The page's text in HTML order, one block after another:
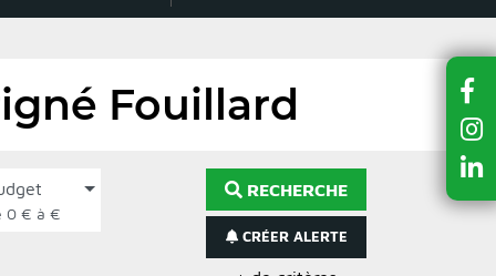
Fouillard
de 0 € à €
RECHERCHE
CRÉER ALERTE